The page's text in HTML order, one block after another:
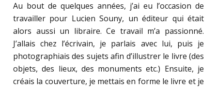
Au bout de quelques années, j’ai eu l’occasion de
travailler pour Lucien Souny, un éditeur qui était
alors aussi un libraire. Ce travail m’a passionné.
J’allais chez l’écrivain, je parlais avec lui, puis je
photographiais des sujets afin d’illustrer le livre (des
objets, des lieux, des monuments etc.) Ensuite, je
créais la couverture, je mettais en forme le livre et je